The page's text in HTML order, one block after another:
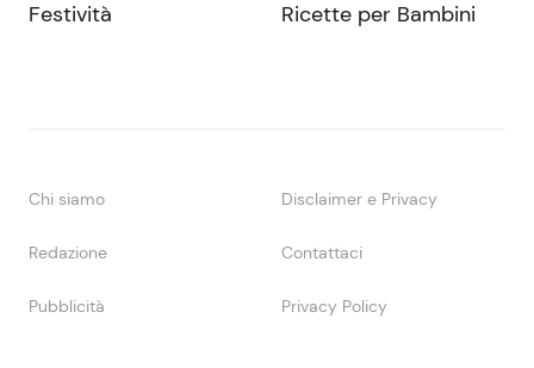
Festività Ricette per Bambini
Chi siamo Disclaimer e Privacy
Redazione Contattaci
Pubblicità Privacy Policy